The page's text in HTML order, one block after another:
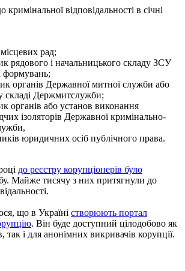
кримінальної відповідальності в січні
рад;
рядового і начальницького складу ЗСУ
формувань;
органів Державної митної служби або
складі Держмитслужби;
органів або установ виконання
ізоляторів Державної кримінально-
юридичних осіб публічного права.
до реєстру корупціонерів було
Майже тисячу з них притягнули до
що в Україні створюють портал
. Він буде доступний цілодобово як
так і для анонімних викривачів корупції.